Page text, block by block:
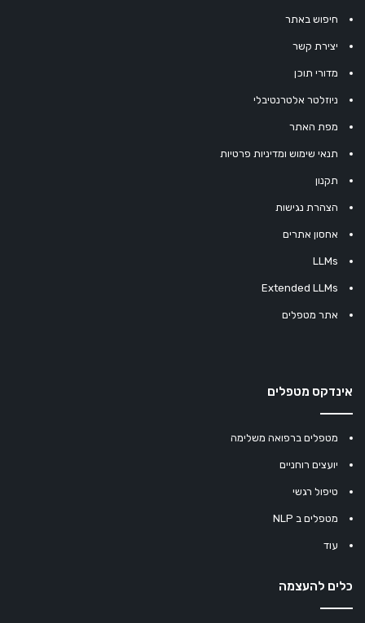
חיפוש באתר
יצירת קשר
מדורי תוכן
ניוזלטר אלטרנטיבלי
מפת האתר
תנאי שימוש ומדיניות פרטיות
תקנון
הצהרת נגישות
אחסון אתרים
LLMs
Extended LLMs
אתר מטפלים
אינדקס מטפלים
מטפלים ברפואה משלימה
יועצים רוחניים
טיפול רגשי
מטפלים ב NLP
עוד
כלים להעצמה